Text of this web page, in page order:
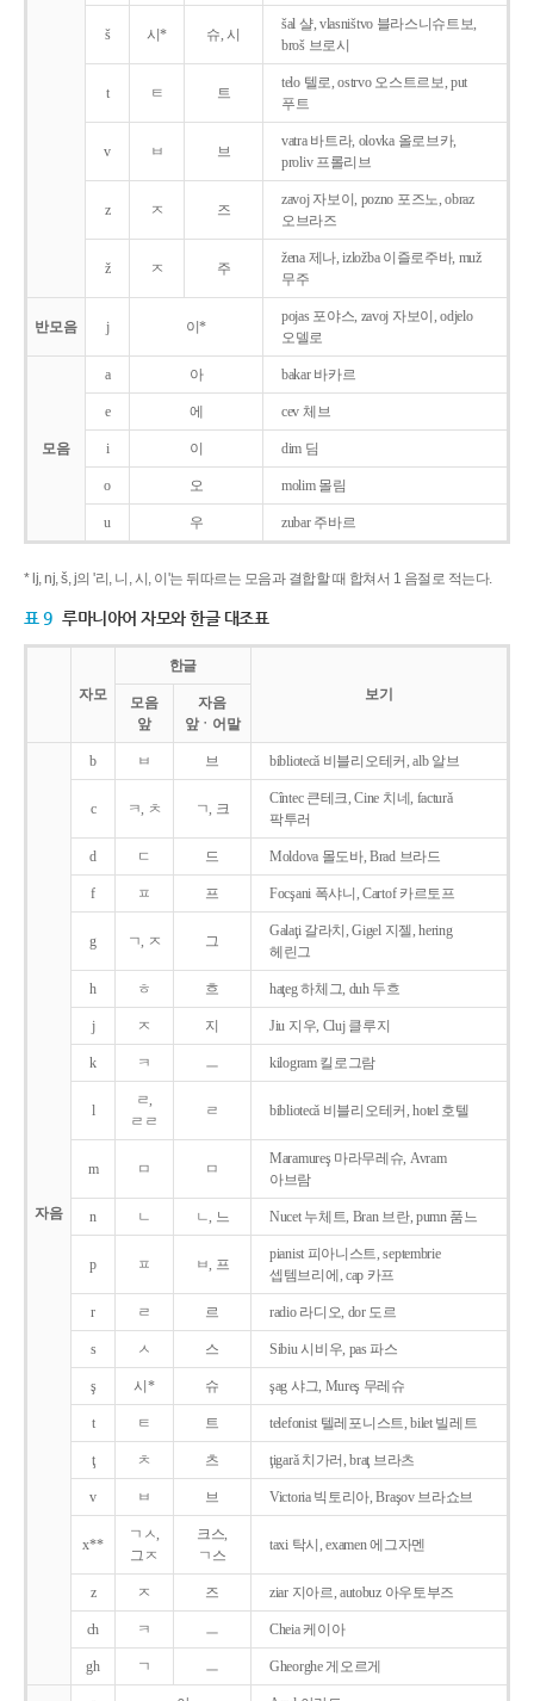
š 시* 슈, 시
šal 샬, vlasništvo 블라스니슈트보,
broš 브로시
t ㅌ 트
telo 텔로, ostrvo 오스트르보, put
푸트
v ㅂ 브
vatra 바트라, olovka 올로브카,
proliv 프롤리브
z ㅈ 즈
zavoj 자보이, pozno 포즈노, obraz
오브라즈
ž ㅈ 주
žena 제나, izložba 이즐로주바, muž
무주
반모음 j 이*
pojas 포야스, zavoj 자보이, odjelo
오델로
모음
a 아 bakar 바카르
e 에 cev 체브
i 이 dim 딤
o 오 molim 몰림
u 우 zubar 주바르
* lj, nj, š, j의 '리, 니, 시, 이'는 뒤따르는 모음과 결합할 때 합쳐서 1 음절로 적는다.
표 9 루마니아어 자모와 한글 대조표
자모
한글
보기
모음
앞
자음
앞ㆍ어말
자음
b ㅂ 브 bibliotecǎ 비블리오테커, alb 알브
c ㅋ, ㅊ ㄱ, 크
Cîntec 큰테크, Cine 치네, facturǎ
팍투러
d ㄷ 드 Moldova 몰도바, Brad 브라드
f ㅍ 프 Focşani 폭샤니, Cartof 카르토프
g ㄱ, ㅈ 그
Galaţi 갈라치, Gigel 지젤, hering
헤린그
h ㅎ 흐 haţeg 하체그, duh 두흐
j ㅈ 지 Jiu 지우, Cluj 클루지
k ㅋ ㅡ kilogram 킬로그람
l
ㄹ,
ㄹㄹ
ㄹ bibliotecǎ 비블리오테커, hotel 호텔
m ㅁ ㅁ
Maramureş 마라무레슈, Avram
아브람
n ㄴ ㄴ, 느 Nucet 누체트, Bran 브란, pumn 품느
p ㅍ ㅂ, 프
pianist 피아니스트, septembrie
셉템브리에, cap 카프
r ㄹ 르 radio 라디오, dor 도르
s ㅅ 스 Sibiu 시비우, pas 파스
ş 시* 슈 şag 샤그, Mureş 무레슈
t ㅌ 트 telefonist 텔레포니스트, bilet 빌레트
ţ ㅊ 츠 ţigarǎ 치가러, braţ 브라츠
v ㅂ 브 Victoria 빅토리아, Braşov 브라쇼브
x**
ㄱㅅ,
그ㅈ
크스,
ㄱ스
taxi 탁시, examen 에그자멘
z ㅈ 즈 ziar 지아르, autobuz 아우토부즈
ch ㅋ ㅡ Cheia 케이아
gh ㄱ ㅡ Gheorghe 게오르게